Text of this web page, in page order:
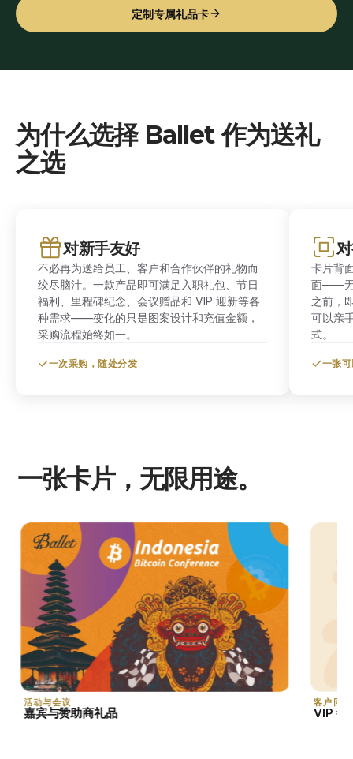
定制专属礼品卡
为什么选择 Ballet 作为送礼
之选
对新手友好
不必再为送给员工、客户和合作伙伴的礼物而
绞尽脑汁。一款产品即可满足入职礼包、节日
福利、里程碑纪念、会议赠品和 VIP 迎新等各
种需求——变化的只是图案设计和充值金额，
采购流程始终如一。
一次采购，随处分发
卡片背
面——无
之前，
可以亲
式。
一张
一张卡片，无限用途。
活动与会议
嘉宾与赞助商礼品
客户回
VIP 答